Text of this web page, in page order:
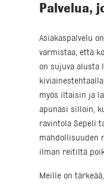
Palvelua,
Asiakaspalvelu
varmistaa, että
on sujuva alusta
myös iltaisin ja
apunasi silloin,
ravintola Sepeli
mahdollisuuden
ilman reitiltä
Meille on